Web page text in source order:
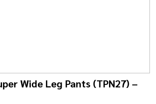
Wide Leg Pants (TPN27) –